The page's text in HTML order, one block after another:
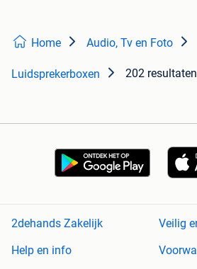
Home Audio, Tv en Foto
Luidsprekerboxen 202 resultaten
2dehands Zakelijk
Veilig
Help en info